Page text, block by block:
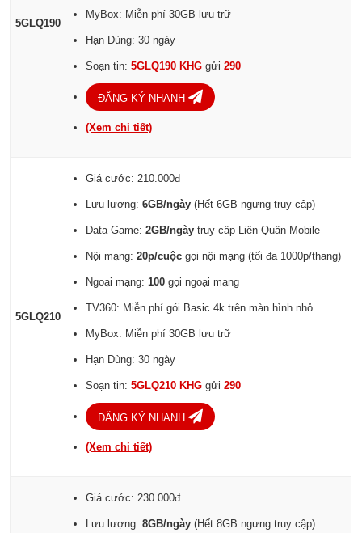
5GLQ190
MyBox: Miễn phí 30GB lưu trữ
Hạn Dùng: 30 ngày
Soạn tin:5GLQ190 KHGgửi290
ĐĂNG KÝ NHANH
(Xem chi tiết)
5GLQ210
Giá cước: 210.000đ
Lưu lượng:6GB/ngày (Hết 6GB ngưng truy cập)
Data Game:2GB/ngày truy cập Liên Quân Mobile
Nội mạng:20p/cuộc gọi nội mạng (tối đa 1000p/thang)
Ngoại mạng:100gọi ngoại mạng
TV360: Miễn phí gói Basic 4k trên màn hình nhỏ
MyBox: Miễn phí 30GB lưu trữ
Hạn Dùng: 30 ngày
Soạn tin:5GLQ210 KHGgửi290
ĐĂNG KÝ NHANH
(Xem chi tiết)
Giá cước: 230.000đ
Lưu lượng:8GB/ngày (Hết 8GB ngưng truy cập)